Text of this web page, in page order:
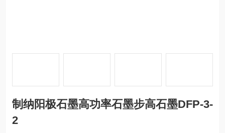
制纳阳极石墨高功率石墨步高石墨DFP-3-
2